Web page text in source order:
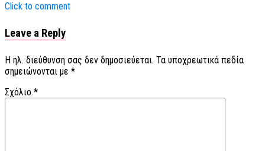
Click to comment
Leave a Reply
Η ηλ. διεύθυνση σας δεν δημοσιεύεται. Τα υποχρεωτικά πεδία
σημειώνονται με *
Σχόλιο *